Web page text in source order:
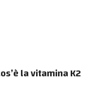
la vitamina K2